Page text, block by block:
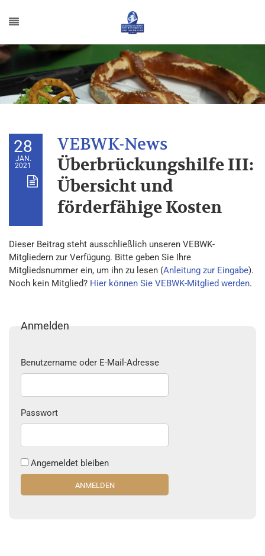
28
JAN.
2021
Überbrückungshilfe III:
Übersicht und
förderfähige Kosten
Dieser Beitrag steht ausschließlich unseren VEBWK-
Mitgliedern zur Verfügung. Bitte geben Sie Ihre
Mitgliedsnummer ein, um ihn zu lesen (Anleitung zur Eingabe).
Noch kein Mitglied? Hier können Sie VEBWK-Mitglied werden.
Anmelden
Benutzername oder E-Mail-Adresse
Passwort
Angemeldet bleiben